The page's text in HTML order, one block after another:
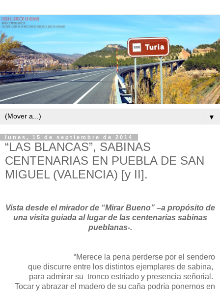
▼
lunes, 15 de septiembre de 2014
“LAS BLANCAS”, SABINAS
CENTENARIAS EN PUEBLA DE SAN
MIGUEL (VALENCIA) [y II].
Vista desde el mirador de “Mirar Bueno” –a propósito de
una visita guiada al lugar de las centenarias sabinas
pueblanas-.
“Merece la pena perderse por el sendero
que discurre entre los distintos ejemplares de sabina,
para admirar su tronco estriado y presencia señorial.
Tocar y abrazar el madero de su caña podría ponernos en